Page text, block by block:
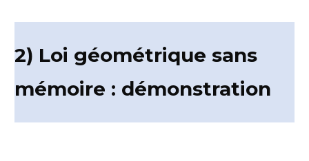
2) Loi géométrique sans
mémoire : démonstration